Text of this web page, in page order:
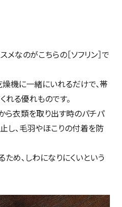
なのがこちらの［ソフリン］で
燥機に一緒にいれるだけで、帯
れる優れものです。
ら衣類を取り出す時のパチパ
し、毛羽やほこりの付着を防
め、しわになりにくいという